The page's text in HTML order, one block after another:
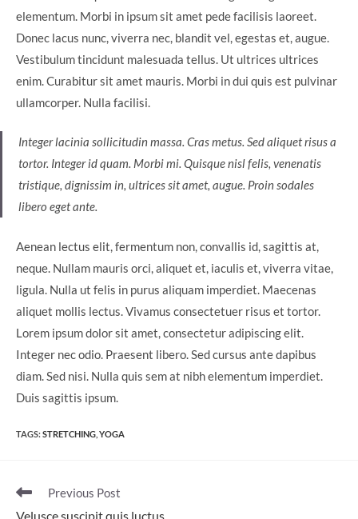
elementum. Morbi in ipsum sit amet pede facilisis laoreet.
Donec lacus nunc, viverra nec, blandit vel, egestas et, augue.
Vestibulum tincidunt malesuada tellus. Ut ultrices ultrices
enim. Curabitur sit amet mauris. Morbi in dui quis est pulvinar
ullamcorper. Nulla facilisi.
Integer lacinia sollicitudin massa. Cras metus. Sed aliquet risus a
tortor. Integer id quam. Morbi mi. Quisque nisl felis, venenatis
tristique, dignissim in, ultrices sit amet, augue. Proin sodales
libero eget ante.
Aenean lectus elit, fermentum non, convallis id, sagittis at,
neque. Nullam mauris orci, aliquet et, iaculis et, viverra vitae,
ligula. Nulla ut felis in purus aliquam imperdiet. Maecenas
aliquet mollis lectus. Vivamus consectetuer risus et tortor.
Lorem ipsum dolor sit amet, consectetur adipiscing elit.
Integer nec odio. Praesent libero. Sed cursus ante dapibus
diam. Sed nisi. Nulla quis sem at nibh elementum imperdiet.
Duis sagittis ipsum.
TAGS:STRETCHING YOGA
Read
Previous Post
Velusce suscipit quis luctus